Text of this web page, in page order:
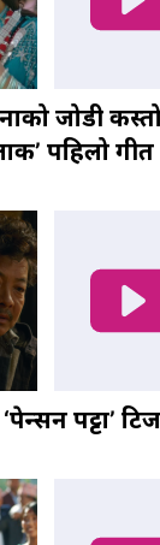
जोडी
पहिलो गीत
पट्टा’